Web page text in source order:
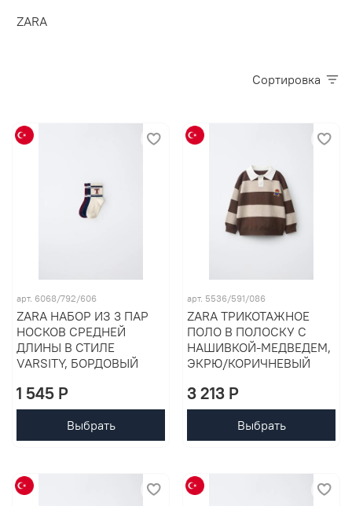
ZARA
Сортировка
арт. 6068/792/606
ZARA НАБОР ИЗ 3 ПАР
НОСКОВ СРЕДНЕЙ
ДЛИНЫ В СТИЛЕ
VARSITY, БОРДОВЫЙ
1 545 P
Выбрать
арт. 5536/591/086
ZARA ТРИКОТАЖНОЕ
ПОЛО В ПОЛОСКУ С
НАШИВКОЙ-МЕДВЕДЕМ,
ЭКРЮ/КОРИЧНЕВЫЙ
3 213 P
Выбрать